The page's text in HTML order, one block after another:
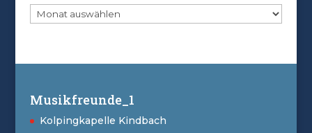
Archive
Musikfreunde_1
Kolpingkapelle Kindbach